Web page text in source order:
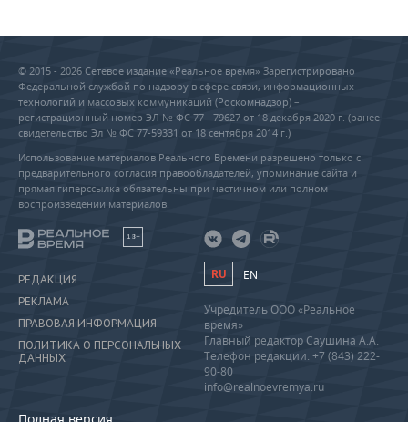
© 2015 - 2026 Сетевое издание «Реальное время» Зарегистрировано
Федеральной службой по надзору в сфере связи, информационных
технологий и массовых коммуникаций (Роскомнадзор) –
регистрационный номер ЭЛ № ФС 77 - 79627 от 18 декабря 2020 г. (ранее
свидетельство Эл № ФС 77-59331 от 18 сентября 2014 г.)
Использование материалов Реального Времени разрешено только с
предварительного согласия правообладателей, упоминание сайта и
прямая гиперссылка обязательны при частичном или полном
воспроизведении материалов.
18+
РЕДАКЦИЯ
РЕКЛАМА
ПРАВОВАЯ ИНФОРМАЦИЯ
ПОЛИТИКА О ПЕРСОНАЛЬНЫХ
ДАННЫХ
Полная версия
RU EN
Учредитель ООО «Реальное
время»
Главный редактор Саушина А.А.
Телефон редакции: +7 (843) 222-
90-80
info@realnoevremya.ru